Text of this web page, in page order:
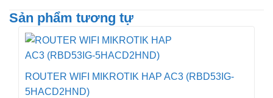
Sản phẩm tương tự
ROUTER WIFI MIKROTIK HAP AC3 (RBD53IG-
5HACD2HND)